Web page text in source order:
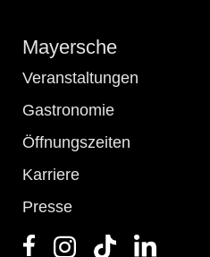
Mayersche
Veranstaltungen
Gastronomie
Öffnungszeiten
Karriere
Presse